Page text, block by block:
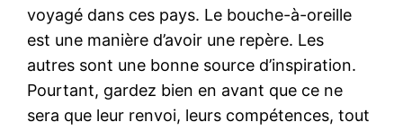
voyagé dans ces pays. Le bouche-à-oreille
est une manière d’avoir une repère. Les
autres sont une bonne source d’inspiration.
Pourtant, gardez bien en avant que ce ne
sera que leur renvoi, leurs compétences, tout